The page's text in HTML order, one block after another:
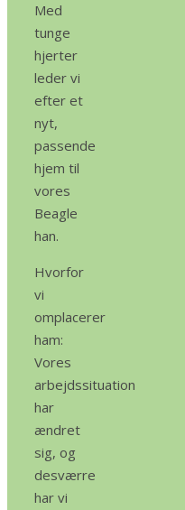
Med
tunge
hjerter
leder vi
efter et
nyt,
passende
hjem til
vores
Beagle
han.
Hvorfor
vi
omplacerer
ham:
Vores
arbejdssituation
har
ændret
sig, og
desværre
har vi